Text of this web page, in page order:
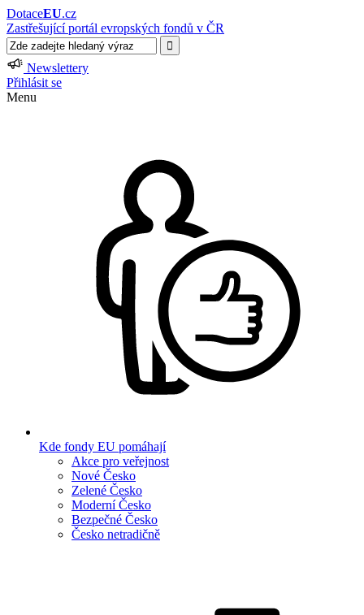
DotaceEU.cz
Zastřešující portál evropských fondů v ČR
Newslettery
Přihlásit se
Menu
Kde fondy EU pomáhají
Akce pro veřejnost
Nové Česko
Zelené Česko
Moderní Česko
Bezpečné Česko
Česko netradičně